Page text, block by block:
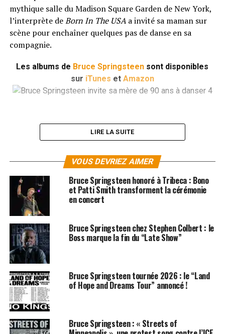
mythique salle du Madison Square Garden de New York,
l’interprète deBorn In The USAa invité sa maman sur
scène pour enchaîner quelques pas de danse en sa
compagnie.
Les albums de Bruce Springsteen sont disponibles
sur iTunes et Amazon
SUJETS ASSOCIÉS: BRUCE SPRINGSTEEN
LIRE LA SUITE
VOUS DEVRIEZ AIMER
Bruce Springsteen honoré à Tribeca : Bono
et Patti Smith transforment la cérémonie
en concert
Bruce Springsteen chez Stephen Colbert : le
Boss marque la fin du “Late Show”
Bruce Springsteen tournée 2026 : le “Land
of Hope and Dreams Tour” annoncé !
Bruce Springsteen : « Streets of